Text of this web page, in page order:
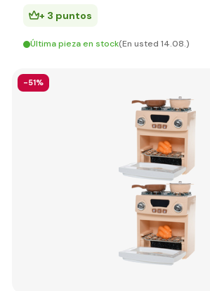
+ 3 puntos
Última pieza en stock(En usted 14.08.)
-51%